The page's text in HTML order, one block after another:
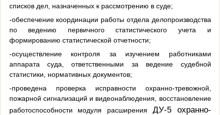
списков дел, назначенных к рассмотрению в суде;
-обеспечение координации работы отдела делопроизводства
по ведению первичного статистического учета и
формированию статистической отчетности;
-осуществление контроля за изучением работниками
аппарата суда, ответственными за ведение судебной
статистики, нормативных документов;
-проведена проверка исправности охранно-тревожной,
пожарной сигнализаций и видеонаблюдения, восстановление
работоспособности модуля расширения ДУ-5 охранно-